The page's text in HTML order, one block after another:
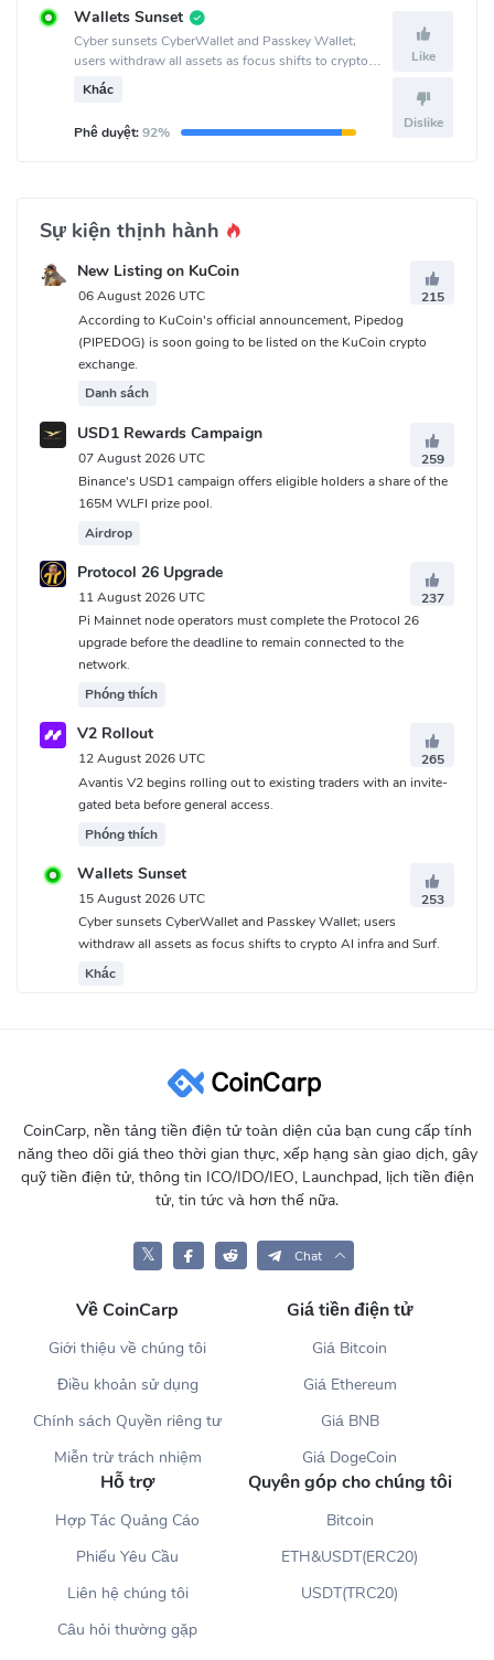
Wallets Sunset
Cyber sunsets CyberWallet and Passkey Wallet;
users withdraw all assets as focus shifts to crypto
AI infra and Surf.
Khác
Phê duyệt:92%
Like
Dislike
Sự kiện thịnh hành
New Listing on KuCoin
06 August 2026 UTC
215
According to KuCoin's official announcement, Pipedog
(PIPEDOG) is soon going to be listed on the KuCoin crypto
exchange.
Danh sách
USD1 Rewards Campaign
07 August 2026 UTC
259
Binance's USD1 campaign offers eligible holders a share of the
165M WLFI prize pool.
Airdrop
Protocol 26 Upgrade
11 August 2026 UTC
237
Pi Mainnet node operators must complete the Protocol 26
upgrade before the deadline to remain connected to the
network.
Phóng thích
V2 Rollout
12 August 2026 UTC
265
Avantis V2 begins rolling out to existing traders with an invite-
gated beta before general access.
Phóng thích
Wallets Sunset
15 August 2026 UTC
253
Cyber sunsets CyberWallet and Passkey Wallet; users
withdraw all assets as focus shifts to crypto AI infra and Surf.
Khác
CoinCarp, nền tảng tiền điện tử toàn diện của bạn cung cấp tính
năng theo dõi giá theo thời gian thực, xếp hạng sàn giao dịch, gây
quỹ tiền điện tử, thông tin ICO/IDO/IEO, Launchpad, lịch tiền điện
tử, tin tức và hơn thế nữa.
𝕏 Chat
Về CoinCarp
Giới thiệu về chúng tôi
Điều khoản sử dụng
Chính sách Quyền riêng tư
Miễn trừ trách nhiệm
Giá tiền điện tử
Giá Bitcoin
Giá Ethereum
Giá BNB
Giá DogeCoin
Hỗ trợ
Hợp Tác Quảng Cáo
Phiếu Yêu Cầu
Liên hệ chúng tôi
Câu hỏi thường gặp
Quyên góp cho chúng tôi
Bitcoin
ETH&USDT(ERC20)
USDT(TRC20)